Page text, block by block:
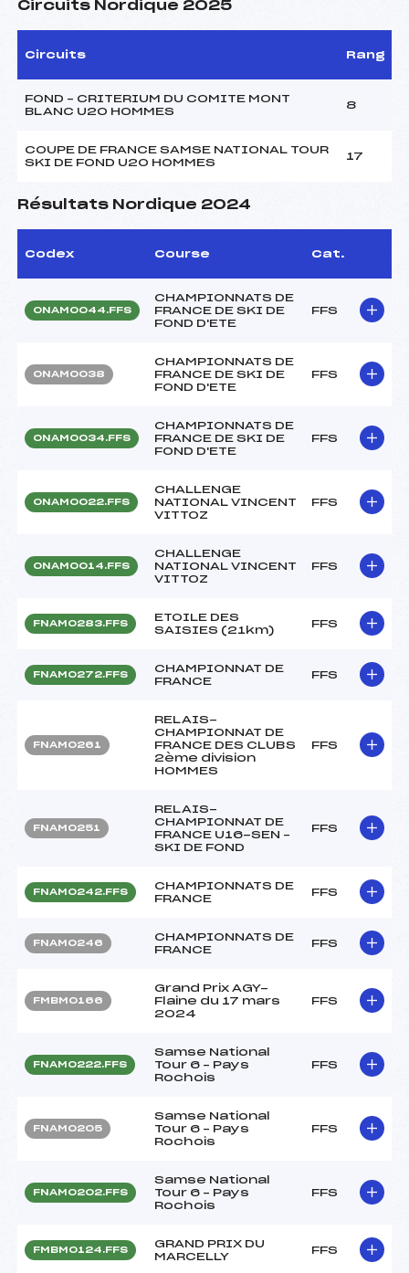
Circuits Nordique 2025
Circuits Rang
FOND – CRITERIUM DU COMITE MONT
BLANC U20 HOMMES
8
COUPE DE FRANCE SAMSE NATIONAL TOUR
SKI DE FOND U20 HOMMES
17
Résultats Nordique 2024
Codex Course Cat.
ONAM0044.FFS
CHAMPIONNATS DE
FRANCE DE SKI DE
FOND D'ETE
FFS
ONAM0038
CHAMPIONNATS DE
FRANCE DE SKI DE
FOND D'ETE
FFS
ONAM0034.FFS
CHAMPIONNATS DE
FRANCE DE SKI DE
FOND D'ETE
FFS
ONAM0022.FFS
CHALLENGE
NATIONAL VINCENT
VITTOZ
FFS
ONAM0014.FFS
CHALLENGE
NATIONAL VINCENT
VITTOZ
FFS
FNAM0283.FFS
ETOILE DES
SAISIES (21km)
FFS
FNAM0272.FFS
CHAMPIONNAT DE
FRANCE
FFS
FNAM0261
RELAIS-
CHAMPIONNAT DE
FRANCE DES CLUBS
2ème division
HOMMES
FFS
FNAM0251
RELAIS-
CHAMPIONNAT DE
FRANCE U16-SEN –
SKI DE FOND
FFS
FNAM0242.FFS
CHAMPIONNATS DE
FRANCE
FFS
FNAM0246
CHAMPIONNATS DE
FRANCE
FFS
FMBM0166
Grand Prix AGY-
Flaine du 17 mars
2024
FFS
FNAM0222.FFS
Samse National
Tour 6 – Pays
Rochois
FFS
FNAM0205
Samse National
Tour 6 – Pays
Rochois
FFS
FNAM0202.FFS
Samse National
Tour 6 – Pays
Rochois
FFS
FMBM0124.FFS
GRAND PRIX DU
MARCELLY
FFS